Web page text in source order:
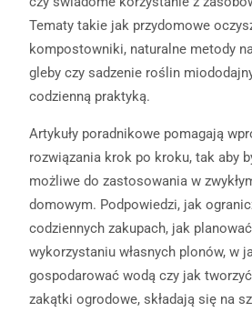
Tematy takie jak przydomowe
kompostowniki, naturalne metody
gleby czy sadzenie roślin
codzienną praktyką.
Artykuły poradnikowe pomagają
rozwiązania krok po kroku, tak aby
możliwe do zastosowania w
domowym. Podpowiedzi, jak
codziennych zakupach, jak
wykorzystaniu własnych plonów, w
gospodarować wodą czy jak
zakątki ogrodowe, składają się na